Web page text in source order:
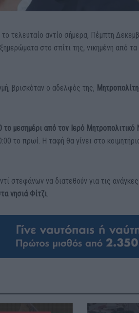
τελευταίο αντίο σήμερα, Πέμπτη
στο σπίτι της, νικημένη από
βρισκόταν ο αδελφός της,
το μεσημέρι από τον Ιερό
το πρωί. Η ταφή θα γίνει στο
στεφάνων να διατεθούν για τις
νησιά Φίτζι.